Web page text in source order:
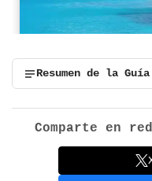
Resumen de la Guía
Comparte en